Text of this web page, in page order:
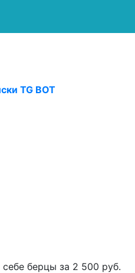
TG BOT
берцы за 2 500 руб.